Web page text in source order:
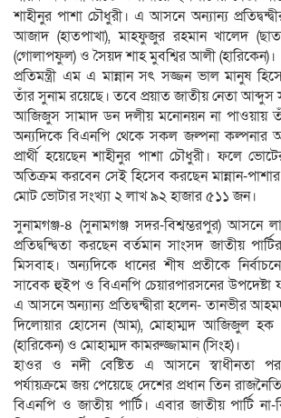
শাহীনুর পাশা চৌধুরী। এ আসনে অন্যান্য
আজাদ (হাতপাখা), মাহফুজুর রহমান খালেদ
(গোলাপফুল) ও সৈয়দ শাহ মুবশ্বির আলী (হারিকেন)।
প্রতিমন্ত্রী এম এ মান্নান সৎ সজ্জন ভাল মানুষ
তাঁর সুনাম রয়েছে। তবে প্রয়াত জাতীয় নেতা
আজিজুস সামাদ ডন দলীয় মনোনয়ন না পাওয়ায়
অন্যদিকে বিএনপি থেকে সকল জল্পনা কল্পনার
প্রার্থী হয়েছেন শাহীনুর পাশা চৌধুরী। ফলে
অতিক্রম করবেন সেই হিসেব করছেন মান্নান-
মোট ভোটার সংখ্যা ২ লাখ ৯২ হাজার ৫১১ জন।
সুনামগঞ্জ-৪ (সুনামগঞ্জ সদর-বিশ্বম্ভরপুর) আসনে
প্রতিদ্বন্দ্বিতা করছেন বর্তমান সাংসদ জাতীয়
মিসবাহ। অন্যদিকে ধানের শীষ প্রতীকে নির্বাচনে
সাবেক হুইপ ও বিএনপি চেয়ারপারসনের
এ আসনে অন্যান্য প্রতিদ্বন্দ্বীরা হলেন- তানভীর
দিলোয়ার হোসেন (আম), মোহাম্মদ আজিজুল হক
(হারিকেন) ও মোহাম্মদ কামরুজ্জামান (সিংহ)।
হাওর ও নদী বেষ্টিত এ আসনে স্বাধীনতা
পর্যায়ক্রমে জয় পেয়েছে দেশের প্রধান তিন
বিএনপি ও জাতীয় পার্টি। এবার জাতীয় পার্টি